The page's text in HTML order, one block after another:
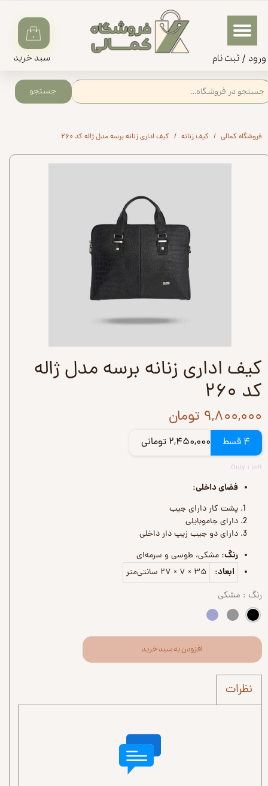
جستجو
۰
ورود / ثبت‌‌ نام
حساب کاربری من
تغییر گذر واژه
سفارشات
خروج از حساب کاربری
سبد خرید
فروشگاه کمالی کیف زنانه کیف اداری زنانه برسه مدل ژاله کد ۲۶۰
کیف اداری زنانه برسه مدل ژاله
کد ۲۶۰
۹,۸۰۰,۰۰۰ تومان
4 قسط 2,450,000 تومانی
Only ۱ left
فضای داخلی:
پشت کار دارای جیب
دارای جاموبایلی
دارای دو جیب زیپ دار داخلی
رنگ: مشکی، طوسی و سرمه‌ای
ابعاد: ۳۵ × ۷ × ۲۷ سانتی‌متر
رنگ : مشکی
افزودن به سبد خرید
نظرات